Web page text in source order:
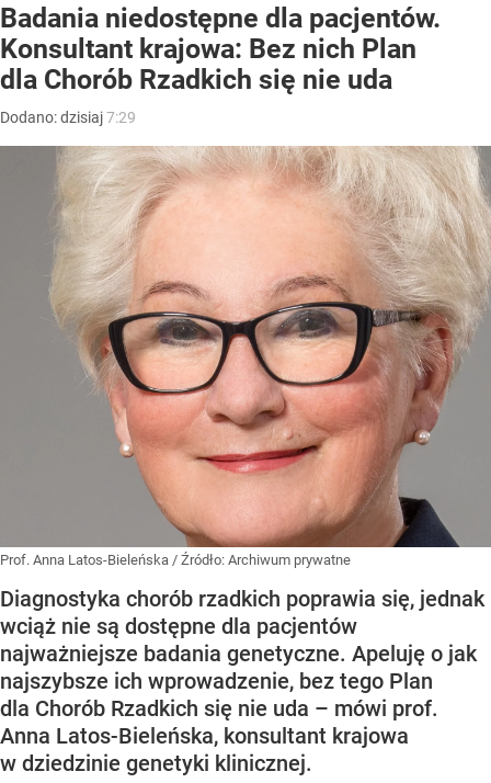
Badania niedostępne dla pacjentów.
Konsultant krajowa: Bez nich Plan
dla Chorób Rzadkich się nie uda
Dodano:dzisiaj7:29
Prof. Anna Latos-Bieleńska / Źródło: Archiwum prywatne
Diagnostyka chorób rzadkich poprawia się, jednak
wciąż nie są dostępne dla pacjentów
najważniejsze badania genetyczne. Apeluję o jak
najszybsze ich wprowadzenie, bez tego Plan
dla Chorób Rzadkich się nie uda – mówi prof.
Anna Latos-Bieleńska, konsultant krajowa
w dziedzinie genetyki klinicznej.